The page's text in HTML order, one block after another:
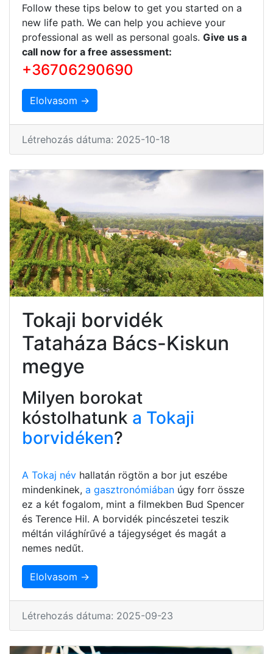
Follow these tips below to get you started on a
new life path. We can help you achieve your
professional as well as personal goals. Give us a
call now for a free assessment:
+36706290690
Elolvasom →
Létrehozás dátuma: 2025-10-18
Tokaji borvidék
Tataháza Bács-Kiskun
megye
Milyen borokat
kóstolhatunk a Tokaji
borvidéken?
A Tokaj név hallatán rögtön a bor jut eszébe
mindenkinek, a gasztronómiában úgy forr össze
ez a két fogalom, mint a filmekben Bud Spencer
és Terence Hil. A borvidék pincészetei teszik
méltán világhírűvé a tájegységet és magát a
nemes nedűt.
Elolvasom →
Létrehozás dátuma: 2025-09-23